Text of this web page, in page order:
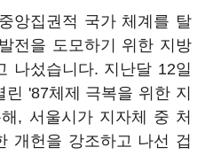
앙집권적 국가 체계를 탈
전을 도모하기 위한 지방
나섰습니다. 지난달 12일
'87체제 극복을 위한 지
, 서울시가 지자체 중 처
개헌을 강조하고 나선 겁